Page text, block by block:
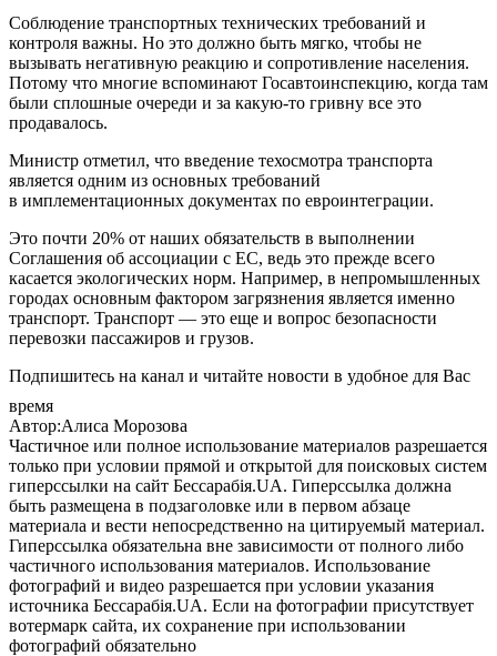
Соблюдение транспортных технических требований и
контроля важны. Но это должно быть мягко, чтобы не
вызывать негативную реакцию и сопротивление населения.
Потому что многие вспоминают Госавтоинспекцию, когда там
были сплошные очереди и за какую-то гривну все это
продавалось.
Министр отметил, что введение техосмотра транспорта
является одним из основных требований
в имплементационных документах по евроинтеграции.
Это почти 20% от наших обязательств в выполнении
Соглашения об ассоциации с ЕС, ведь это прежде всего
касается экологических норм. Например, в непромышленных
городах основным фактором загрязнения является именно
транспорт. Транспорт — это еще и вопрос безопасности
перевозки пассажиров и грузов.
Подпишитесь на канал и читайте новости в удобное для Вас
время
Автор:Алиса Морозова
Частичное или полное использование материалов разрешается
только при условии прямой и открытой для поисковых систем
гиперссылки на сайт Бессарабія.UA. Гиперссылка должна
быть размещена в подзаголовке или в первом абзаце
материала и вести непосредственно на цитируемый материал.
Гиперссылка обязательна вне зависимости от полного либо
частичного использования материалов. Использование
фотографий и видео разрешается при условии указания
источника Бессарабія.UA. Если на фотографии присутствует
вотермарк сайта, их сохранение при использовании
фотографий обязательно